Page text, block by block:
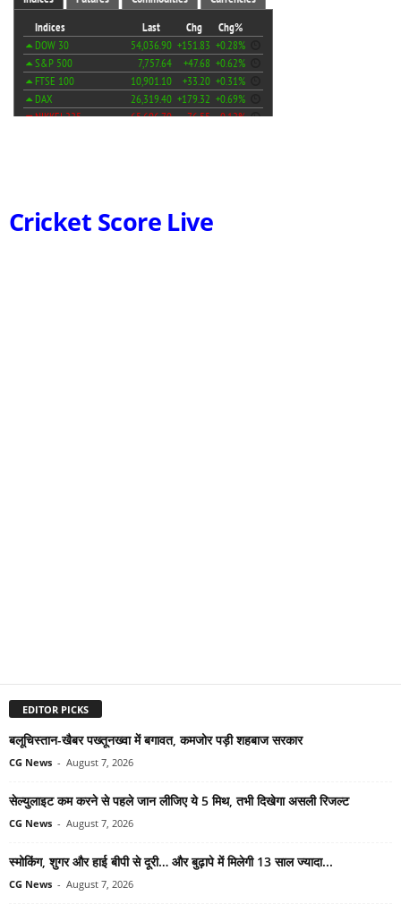
Cricket Score Live
EDITOR PICKS
बलूचिस्तान-खैबर पख्तूनख्वा में बगावत, कमजोर पड़ी शहबाज सरकार
CG News - August 7, 2026
सेल्युलाइट कम करने से पहले जान लीजिए ये 5 मिथ, तभी दिखेगा असली रिजल्ट
CG News - August 7, 2026
स्मोकिंग, शुगर और हाई बीपी से दूरी… और बुढ़ापे में मिलेगी 13 साल ज्यादा...
CG News - August 7, 2026